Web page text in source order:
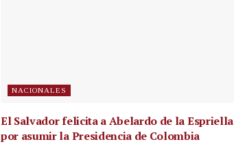
NACIONALES
El Salvador felicita a Abelardo de la Espriella
por asumir la Presidencia de Colombia